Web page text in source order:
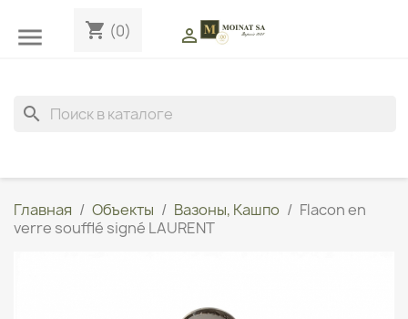
 shopping_cart (0) 
search
Главная Объекты Вазоны, Кашпо
Flacon en
verre soufflé signé LAURENT